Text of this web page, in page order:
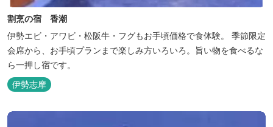
割烹の宿 香潮
伊勢エビ・アワビ・松阪牛・フグもお手頃価格で食体験。 季節限定
会席から、お手頃プランまで楽しみ方いろいろ。旨い物を食べるな
ら一押し宿です。
伊勢志摩